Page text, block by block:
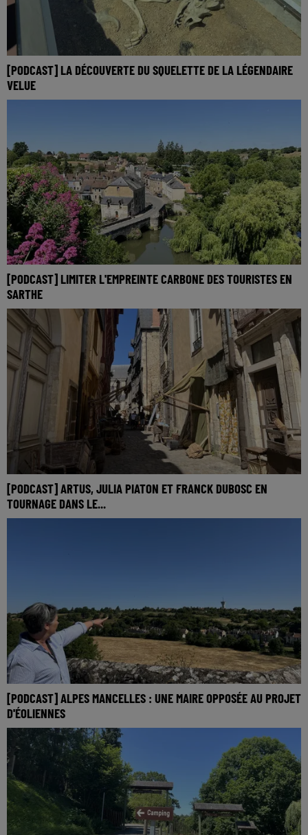
[PODCAST] LA DÉCOUVERTE DU SQUELETTE DE LA LÉGENDAIRE
VELUE
[PODCAST] LIMITER L'EMPREINTE CARBONE DES TOURISTES EN
SARTHE
[PODCAST] ARTUS, JULIA PIATON ET FRANCK DUBOSC EN
TOURNAGE DANS LE...
[PODCAST] ALPES MANCELLES : UNE MAIRE OPPOSÉE AU PROJET
D'ÉOLIENNES